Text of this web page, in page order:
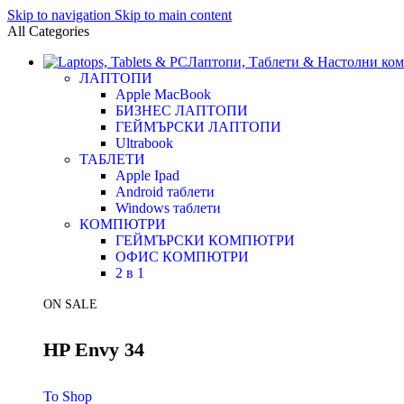
Skip to navigation Skip to main content
All Categories
Лаптопи, Таблети & Настолни
ЛАПТОПИ
Apple MacBook
БИЗНЕС ЛАПТОПИ
ГЕЙМЪРСКИ ЛАПТОПИ
Ultrabook
ТАБЛЕТИ
Apple Ipad
Android таблети
Windows таблети
КОМПЮТРИ
ГЕЙМЪРСКИ КОМПЮТРИ
ОФИС КОМПЮТРИ
2 в 1
ON SALE
HP Envy 34
To Shop